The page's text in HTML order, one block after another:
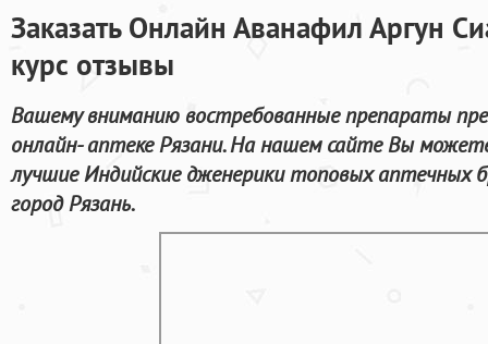
Заказать Онлайн Аванафил Аргун
курс отзывы
Вашему вниманию востребованные препараты
онлайн- аптеке Рязани. На нашем сайте Вы
лучшие Индийские дженерики топовых аптечных
город Рязань.